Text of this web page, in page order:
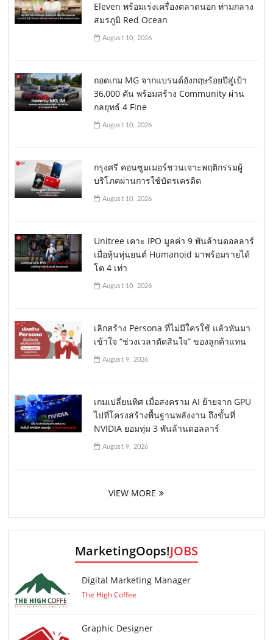
Eleven พร้อมเร่งเครื่องตลาดนอก ท่ามกลาง
สมรภูมิ Red Ocean
August 10, 2026
ถอดเกม MG จากแบรนด์อังกฤษร้อยปีสู่เป้า
36,000 คัน พร้อมสร้าง Community ผ่าน
กลยุทธ์ 4 Fine
August 10, 2026
กรุงศรี คอนซูมเมอร์ชวนเจาะพฤติกรรมผู้
บริโภคผ่านการใช้บัตรเครดิต
August 10, 2026
Unitree เคาะ IPO มูลค่า 9 พันล้านดอลลาร์
เมื่อหุ้นหุ่นยนต์ Humanoid มาพร้อมรายได้
โต 4 เท่า
August 10, 2026
เลิกสร้าง Persona ที่ไม่มีใครใช้ แล้วหันมา
เข้าใจ “ช่วงเวลาตัดสินใจ” ของลูกค้าแทน
August 9, 2026
เกมเปลี่ยนทิศ เมื่อสงคราม AI ย้ายจาก GPU
ไปที่โครงสร้างพื้นฐานพลังงาน ถึงขั้นที่
NVIDIA ยอมทุ่ม 3 พันล้านดอลลาร์
August 9, 2026
VIEW MORE
MarketingOops!JOBS
Digital Marketing Manager
The High Coffee
Graphic Designer